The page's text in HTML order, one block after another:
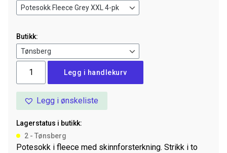
Butikk:
Grey
XXL
pk
antall
Legg i handlekurv
Legg i ønskeliste
Lagerstatus i butikk:
2 - Tønsberg
Potesokk i fleece med skinnforsterkning. Strikk i to